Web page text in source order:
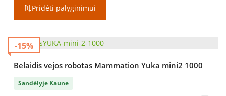
Pridėti palyginimui
-15%
Belaidis vejos robotas Mammation Yuka mini2 1000
Sandėlyje Kaune